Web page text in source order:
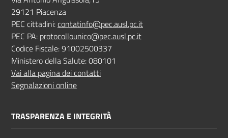
29121 Piacenza
PEC cittadini:contatinfo@pec.ausl.pc.it
PEC PA: protocollounico@pec.ausl.pc.it
Codice Fiscale: 91002500337
Ministero della Salute: 080101
Vai alla pagina dei contatti
Segnalazioni online
TRASPARENZA E INTEGRITÀ